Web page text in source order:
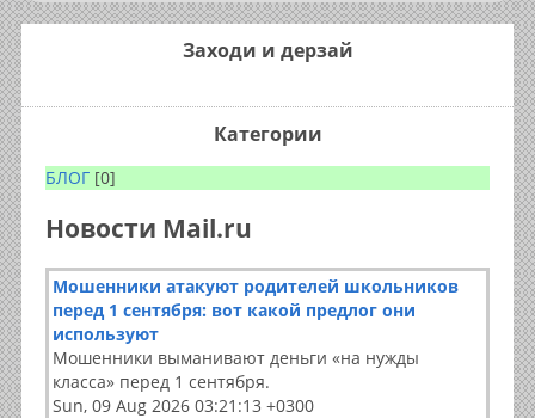
Заходи и дерзай
Категории
БЛОГ [0]
Новости Mail.ru
Мошенники атакуют родителей школьников
перед 1 сентября: вот какой предлог они
используют
Мошенники выманивают деньги «на нужды
класса» перед 1 сентября.
Sun, 09 Aug 2026 03:21:13 +0300